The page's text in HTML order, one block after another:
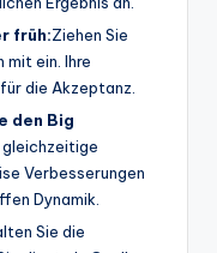
früh:Ziehen Sie
ein. Ihre
die Akzeptanz.
den Big
gleichzeitige
Verbesserungen
Dynamik.
Sie die